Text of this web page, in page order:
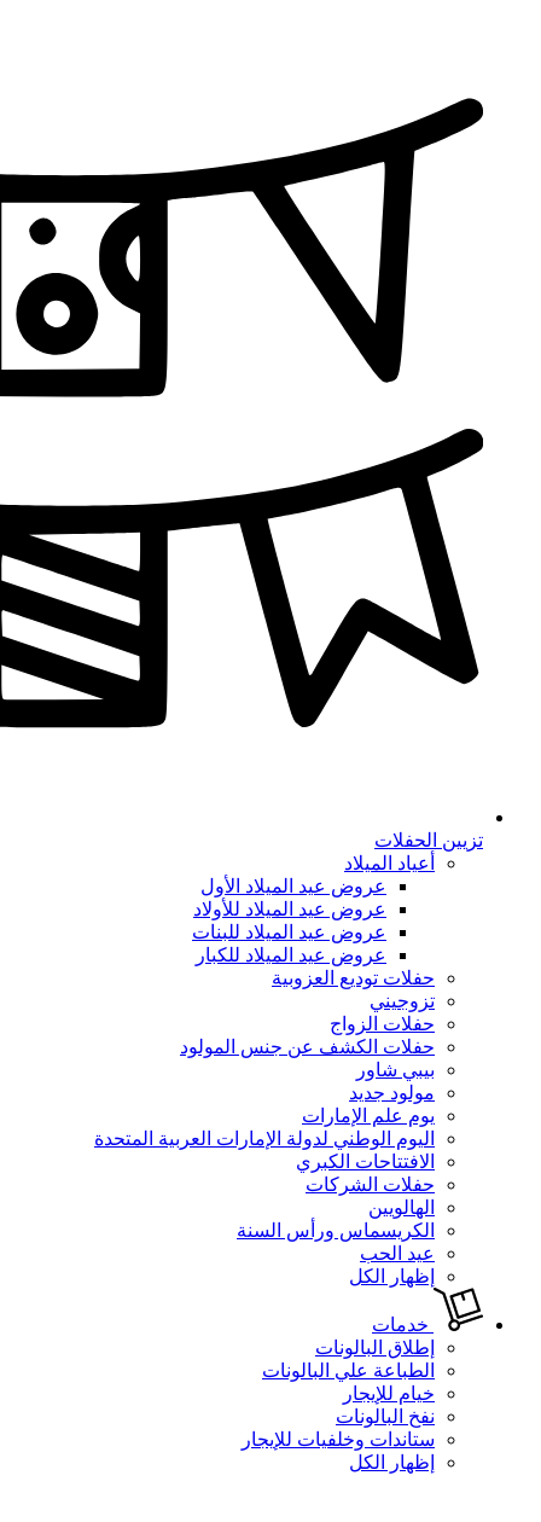
تزيين الحفلات
أعياد الميلاد
عروض عيد الميلاد الأول
عروض عيد الميلاد للأولاد
عروض عيد الميلاد للبنات
عروض عيد الميلاد للكبار
حفلات توديع العزوبية
تزوجيني
حفلات الزواج
حفلات الكشف عن جنس المولود
بيبي شاور
مولود جديد
يوم علم الإمارات
اليوم الوطني لدولة الإمارات العربية المتحدة
الافتتاحات الكبري
حفلات الشركات
الهالويين
الكريسماس ورأس السنة
عيد الحب
إظهار الكل
خدمات
إطلاق البالونات
الطباعة علي البالونات
خيام للإيجار
نفخ البالونات
ستاندات وخلفيات للإيجار
إظهار الكل